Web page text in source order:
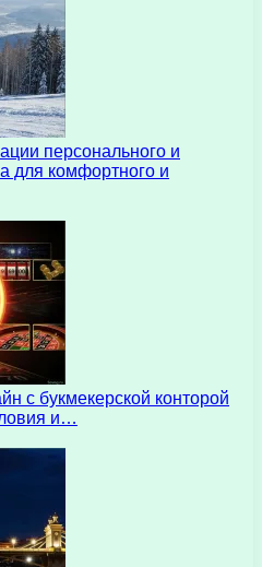
персонального и
для комфортного и
с букмекерской конторой
и…